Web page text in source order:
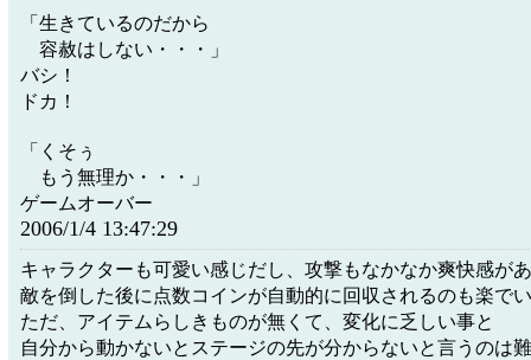
「生きているのだから
容赦はしない・・・」
バシ！
ドカ！
「くそぅ
もう無理か・・・」
ゲームオーバー
2006/1/4 13:47:29
キャラクターも可愛い感じだし、攻撃もなかなか爽快感が
敵を倒した後に点数コインが自動的に回収されるのも楽で
ただ、アイテムらしきものが無くて、変化に乏しい事と
自分から動かないとステージの先が分からないと言うのは